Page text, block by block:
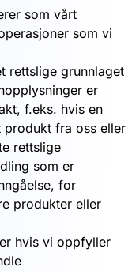
som vårt
som vi
rettslige grunnlaget
er
f.eks. hvis en
produkt fra oss eller
rettslige
som er
for
produkter eller
hvis vi oppfyller